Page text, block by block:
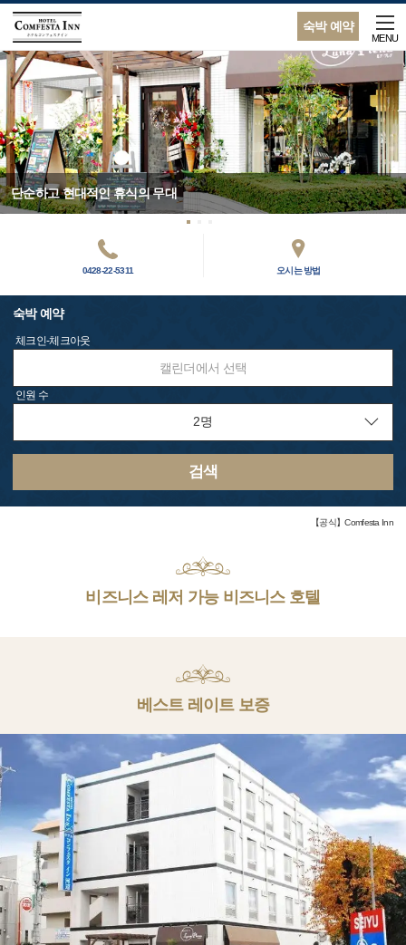
숙박 예약
MENU
단순하고 현대적인 휴식의 무대
0428-22-5311 오시는 방법
숙박 예약
체크인-체크아웃
캘린더에서 선택
인원 수
검색
【공식】Comfesta Inn
비즈니스 레저 가능 비즈니스 호텔
베스트 레이트 보증